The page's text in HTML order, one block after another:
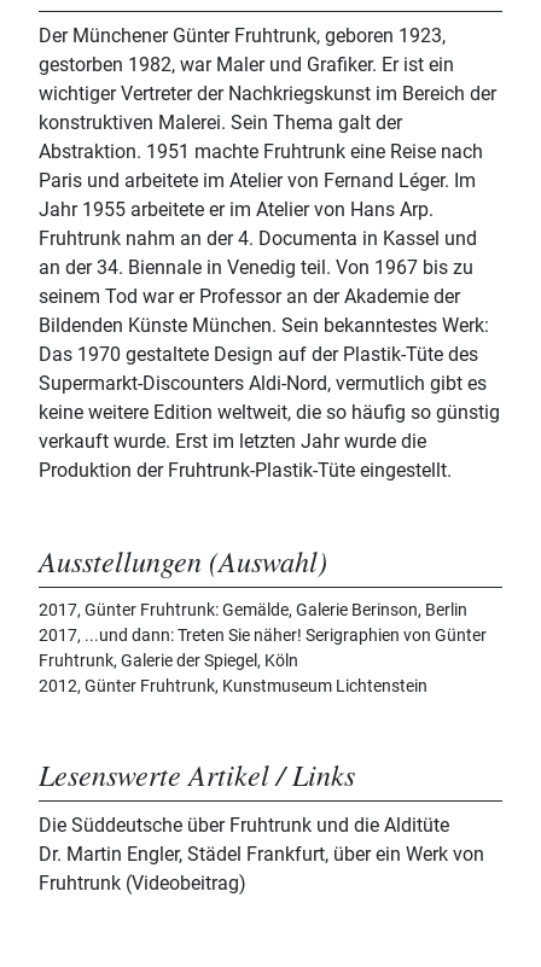
Der Münchener Günter Fruhtrunk, geboren 1923,
gestorben 1982, war Maler und Grafiker. Er ist ein
wichtiger Vertreter der Nachkriegskunst im Bereich der
konstruktiven Malerei. Sein Thema galt der
Abstraktion. 1951 machte Fruhtrunk eine Reise nach
Paris und arbeitete im Atelier von Fernand Léger. Im
Jahr 1955 arbeitete er im Atelier von Hans Arp.
Fruhtrunk nahm an der 4. Documenta in Kassel und
an der 34. Biennale in Venedig teil. Von 1967 bis zu
seinem Tod war er Professor an der Akademie der
Bildenden Künste München. Sein bekanntestes Werk:
Das 1970 gestaltete Design auf der Plastik-Tüte des
Supermarkt-Discounters Aldi-Nord, vermutlich gibt es
keine weitere Edition weltweit, die so häufig so günstig
verkauft wurde. Erst im letzten Jahr wurde die
Produktion der Fruhtrunk-Plastik-Tüte eingestellt.
Ausstellungen (Auswahl)
2017, Günter Fruhtrunk: Gemälde, Galerie Berinson, Berlin
2017, ...und dann: Treten Sie näher! Serigraphien von Günter
Fruhtrunk, Galerie der Spiegel, Köln
2012, Günter Fruhtrunk, Kunstmuseum Lichtenstein
Lesenswerte Artikel / Links
Die Süddeutsche über Fruhtrunk und die Alditüte
Dr. Martin Engler, Städel Frankfurt, über ein Werk von
Fruhtrunk (Videobeitrag)